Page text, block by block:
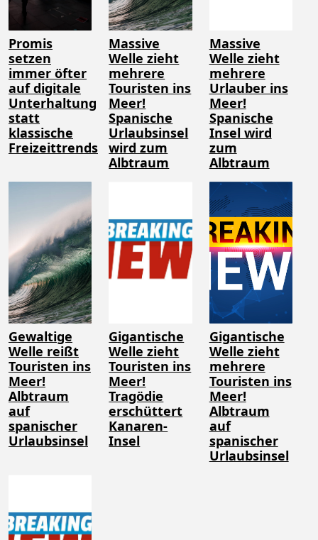
Promis
setzen
immer öfter
auf digitale
Unterhaltung
statt
klassische
Freizeittrends
Massive
Welle zieht
mehrere
Touristen ins
Meer!
Spanische
Urlaubsinsel
wird zum
Albtraum
Massive
Welle zieht
mehrere
Urlauber ins
Meer!
Spanische
Insel wird
zum
Albtraum
Gewaltige
Welle reißt
Touristen ins
Meer!
Albtraum
auf
spanischer
Urlaubsinsel
Gigantische
Welle zieht
Touristen ins
Meer!
Tragödie
erschüttert
Kanaren-
Insel
Gigantische
Welle zieht
mehrere
Touristen ins
Meer!
Albtraum
auf
spanischer
Urlaubsinsel